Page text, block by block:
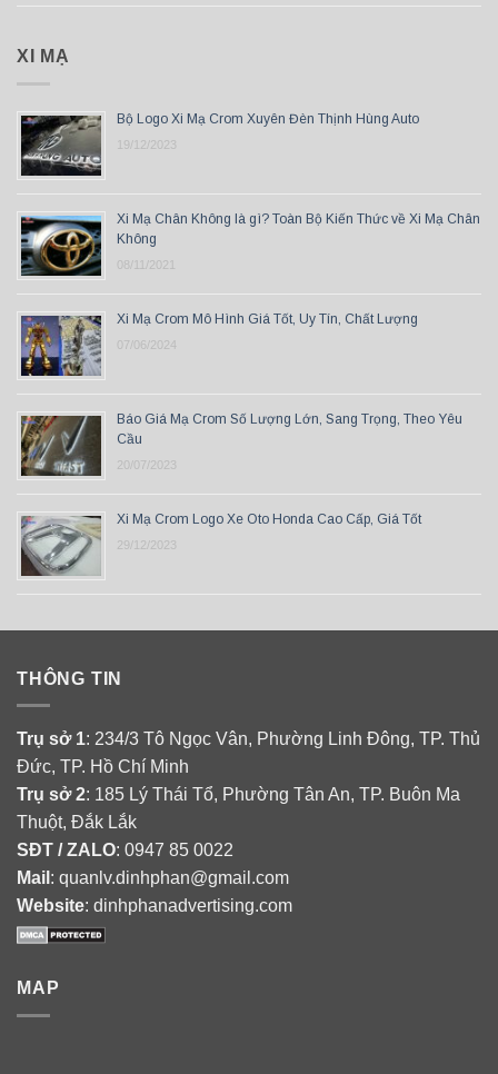
XI MẠ
Bộ Logo Xi Mạ Crom Xuyên Đèn Thịnh Hùng Auto
19/12/2023
Xi Mạ Chân Không là gì? Toàn Bộ Kiến Thức về Xi Mạ Chân
Không
08/11/2021
Xi Mạ Crom Mô Hình Giá Tốt, Uy Tín, Chất Lượng
07/06/2024
Báo Giá Mạ Crom Số Lượng Lớn, Sang Trọng, Theo Yêu
Cầu
20/07/2023
Xi Mạ Crom Logo Xe Oto Honda Cao Cấp, Giá Tốt
29/12/2023
THÔNG TIN
Trụ sở 1: 234/3 Tô Ngọc Vân, Phường Linh Đông, TP. Thủ
Đức, TP. Hồ Chí Minh
Trụ sở 2: 185 Lý Thái Tổ, Phường Tân An, TP. Buôn Ma
Thuột, Đắk Lắk
SĐT / ZALO: 0947 85 0022
Mail : quanlv.dinhphan@gmail.com
Website: dinhphanadvertising.com
MAP